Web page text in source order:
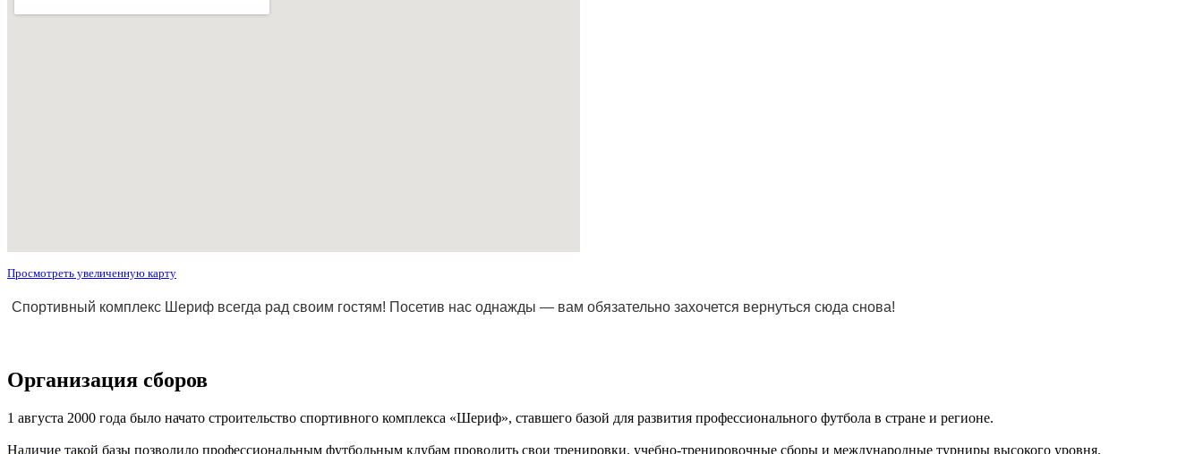
Просмотреть увеличенную карту
Спортивный комплекс Шериф всегда рад своим гостям! Посетив наc однажды — вам обязательно захочется вернуться сюда снова!
Организация сборов
1 августа 2000 года было начато строительство спортивного комплекса «Шериф», ставшего базой для развития профессионального футбола в стране и регионе.
Наличие такой базы позволило профессиональным футбольным клубам проводить свои тренировки, учебно-тренировочные сборы и международные турниры высокого уровня.